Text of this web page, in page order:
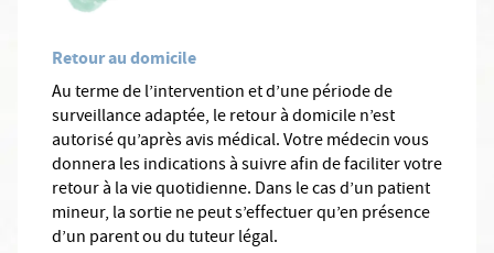
Retour au domicile
Au terme de l’intervention et d’une période de
surveillance adaptée, le retour à domicile n’est
autorisé qu’après avis médical. Votre médecin vous
donnera les indications à suivre afin de faciliter votre
retour à la vie quotidienne. Dans le cas d’un patient
mineur, la sortie ne peut s’effectuer qu’en présence
d’un parent ou du tuteur légal.